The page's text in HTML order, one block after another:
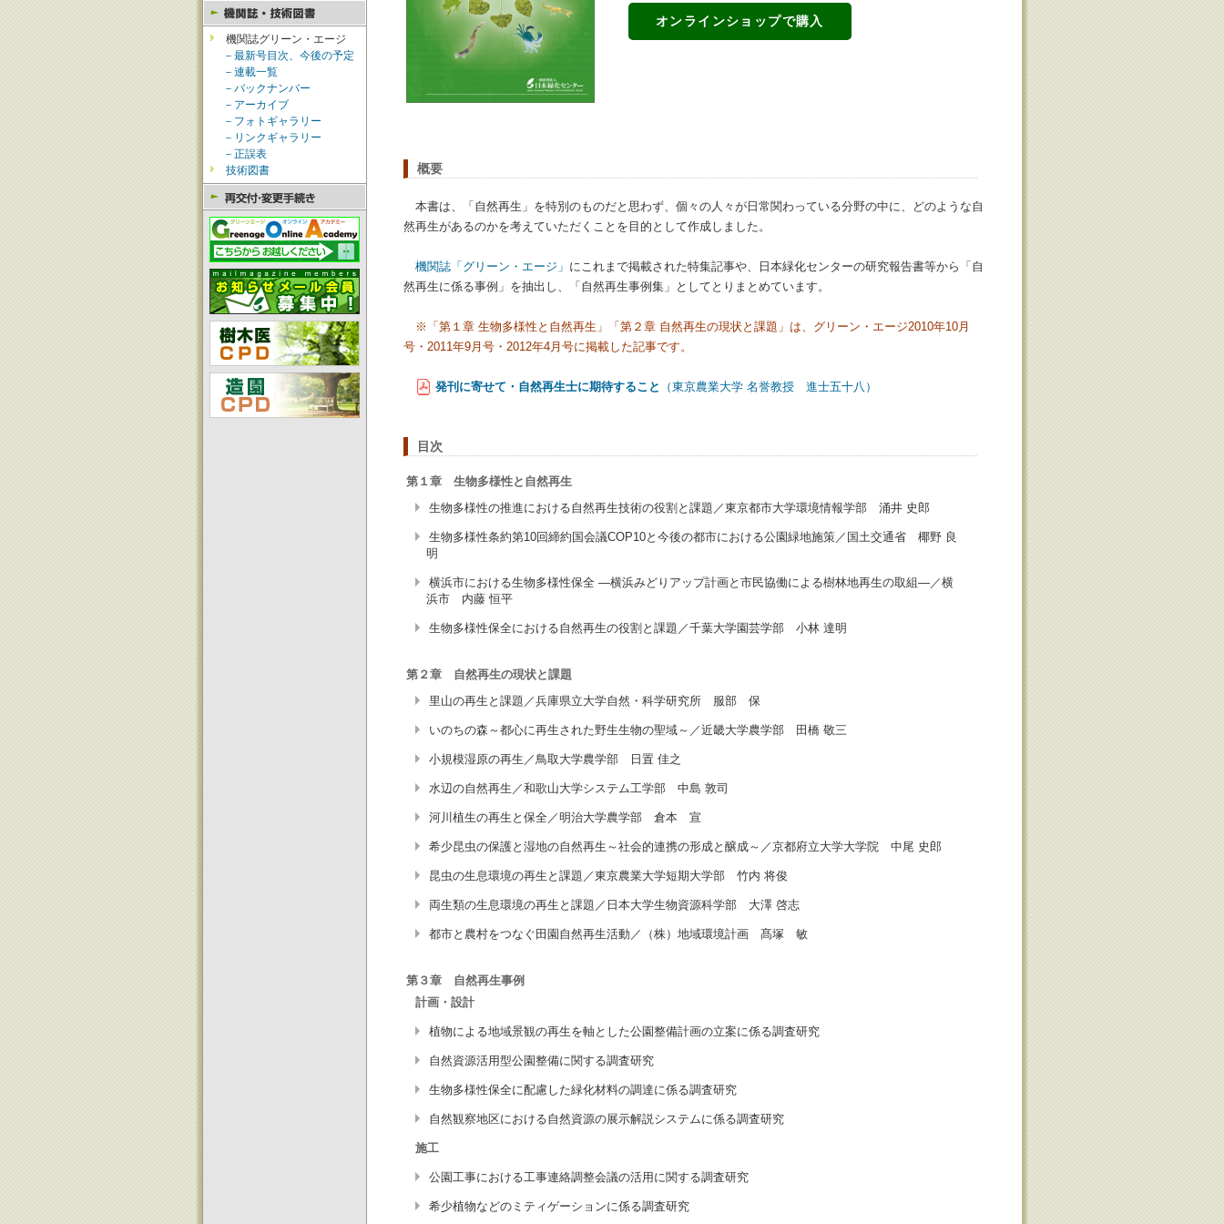
機関誌グリーン・エージ
－最新号目次、今後の予定
－連載一覧
－バックナンバー
－アーカイブ
－フォトギャラリー
－リンクギャラリー
－正誤表
技術図書
オンラインショップで購入
概要
本書は、「自然再生」を特別のものだと思わず、個々の人々が日常関わっている分野の中に、どのような自
然再生があるのかを考えていただくことを目的として作成しました。
機関誌「グリーン・エージ」 にこれまで掲載された特集記事や、日本緑化センターの研究報告書等から「自
然再生に係る事例」を抽出し、「自然再生事例集」としてとりまとめています。
※「第１章 生物多様性と自然再生」「第２章 自然再生の現状と課題」は、グリーン・エージ2010年10月
号・2011年9月号・2012年4月号に掲載した記事です。
発刊に寄せて・自然再生士に期待すること （東京農業大学 名誉教授 進士五十八）
目次
第１章 生物多様性と自然再生
生物多様性の推進における自然再生技術の役割と課題／東京都市大学環境情報学部 涌井 史郎
生物多様性条約第10回締約国会議COP10と今後の都市における公園緑地施策／国土交通省 椰野 良
明
横浜市における生物多様性保全 ―横浜みどりアップ計画と市民協働による樹林地再生の取組―／横
浜市 内藤 恒平
生物多様性保全における自然再生の役割と課題／千葉大学園芸学部 小林 達明
第２章 自然再生の現状と課題
里山の再生と課題／兵庫県立大学自然・科学研究所 服部 保
いのちの森～都心に再生された野生生物の聖域～／近畿大学農学部 田橋 敬三
小規模湿原の再生／鳥取大学農学部 日置 佳之
水辺の自然再生／和歌山大学システム工学部 中島 敦司
河川植生の再生と保全／明治大学農学部 倉本 宣
希少昆虫の保護と湿地の自然再生～社会的連携の形成と醸成～／京都府立大学大学院 中尾 史郎
昆虫の生息環境の再生と課題／東京農業大学短期大学部 竹内 将俊
両生類の生息環境の再生と課題／日本大学生物資源科学部 大澤 啓志
都市と農村をつなぐ田園自然再生活動／（株）地域環境計画 髙塚 敏
第３章 自然再生事例
計画・設計
植物による地域景観の再生を軸とした公園整備計画の立案に係る調査研究
自然資源活用型公園整備に関する調査研究
生物多様性保全に配慮した緑化材料の調達に係る調査研究
自然観察地区における自然資源の展示解説システムに係る調査研究
施工
公園工事における工事連絡調整会議の活用に関する調査研究
希少植物などのミティゲーションに係る調査研究